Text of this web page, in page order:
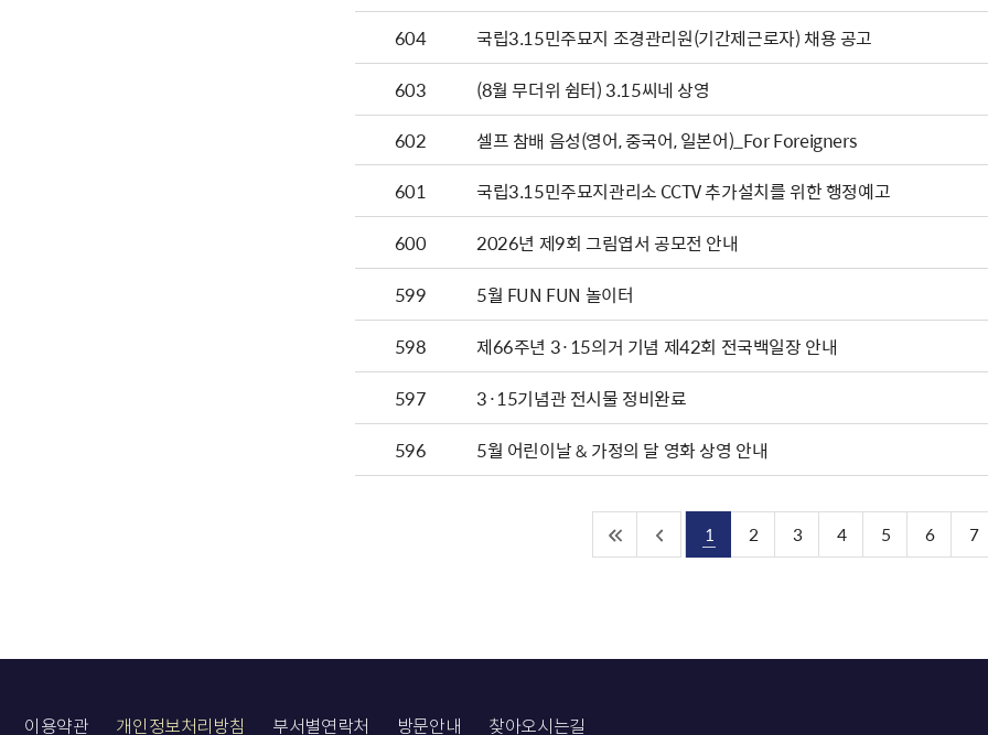
604
국립3.15민주묘지 조경관리원(기간제근로자) 채용 공고
603
(8월 무더위 쉼터) 3.15씨네 상영
602
셀프 참배 음성(영어, 중국어, 일본어)_For Foreigners
601
국립3.15민주묘지관리소 CCTV 추가설치를 위한 행정예고
600
2026년 제9회 그림엽서 공모전 안내
599
5월 FUN FUN 놀이터
598
제66주년 3·15의거 기념 제42회 전국백일장 안내
597
3·15기념관 전시물 정비완료
596
5월 어린이날 & 가정의 달 영화 상영 안내
1 2 3 4 5 6 7
이용약관 개인정보처리방침 부서별연락처 방문안내 찾아오시는길